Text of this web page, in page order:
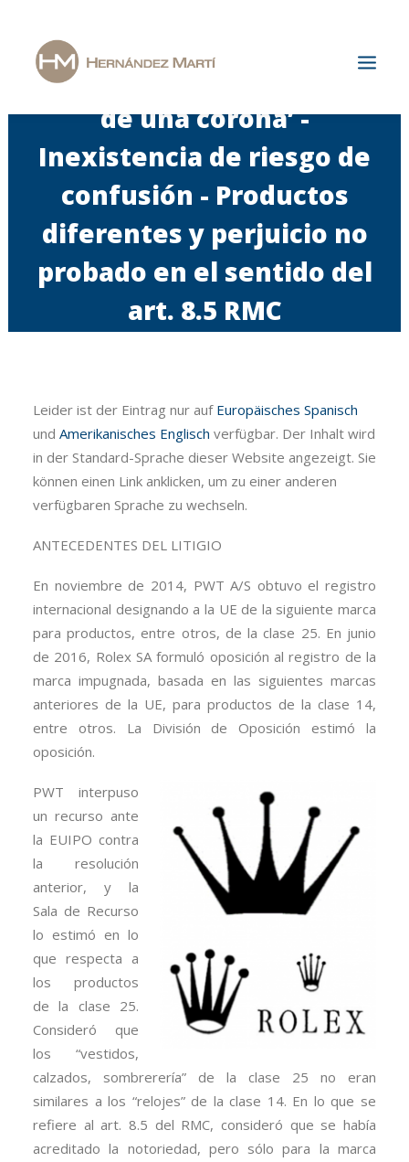
Start
Die Kanzlei
Spezialisierungsgebiete
Aktuelles
Karriere
Kontakt
‘Rolex’ / ‘Representación
de una corona’ -
Inexistencia de riesgo de
confusión - Productos
diferentes y perjuicio no
probado en el sentido del
art. 8.5 RMC
Leider ist der Eintrag nur auf Europäisches Spanisch
und Amerikanisches Englisch verfügbar. Der Inhalt wird
in der Standard-Sprache dieser Website angezeigt. Sie
können einen Link anklicken, um zu einer anderen
verfügbaren Sprache zu wechseln.
ANTECEDENTES DEL LITIGIO
En noviembre de 2014, PWT A/S obtuvo el registro
internacional designando a la UE de la siguiente marca
para productos, entre otros, de la clase 25. En junio
de 2016, Rolex SA formuló oposición al registro de la
marca impugnada, basada en las siguientes marcas
anteriores de la UE, para productos de la clase 14,
entre otros. La División de Oposición estimó la
oposición.
PWT interpuso
un recurso ante
la EUIPO contra
la resolución
anterior, y la
Sala de Recurso
lo estimó en lo
que respecta a
los productos
de la clase 25.
Consideró que
los “vestidos,
calzados, sombrerería” de la clase 25 no eran
similares a los “relojes” de la clase 14. En lo que se
refiere al art. 8.5 del RMC, consideró que se había
acreditado la notoriedad, pero sólo para la marca